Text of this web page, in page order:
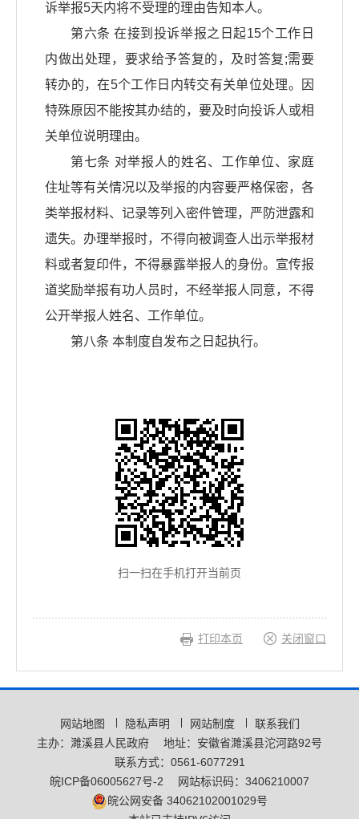
诉举报5天内将不受理的理由告知本人。
第六条 在接到投诉举报之日起15个工作日
内做出处理，要求给予答复的，及时答复;需要
转办的，在5个工作日内转交有关单位处理。因
特殊原因不能按其办结的，要及时向投诉人或相
关单位说明理由。
第七条 对举报人的姓名、工作单位、家庭
住址等有关情况以及举报的内容要严格保密，各
类举报材料、记录等列入密件管理，严防泄露和
遗失。办理举报时，不得向被调查人出示举报材
料或者复印件，不得暴露举报人的身份。宣传报
道奖励举报有功人员时，不经举报人同意，不得
公开举报人姓名、工作单位。
第八条 本制度自发布之日起执行。
扫一扫在手机打开当前页
打印本页 关闭窗口
网站地图 隐私声明 网站制度
联系我们
主办：濉溪县人民政府
地址：安徽省濉溪县沱河路92号
联系方式：0561-6077291
皖ICP备06005627号-2
网站标识码：3406210007
皖公网安备 34062102001029号